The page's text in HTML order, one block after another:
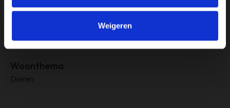
Weigeren
Glas
Ter Halle
Woonthema
Dieren